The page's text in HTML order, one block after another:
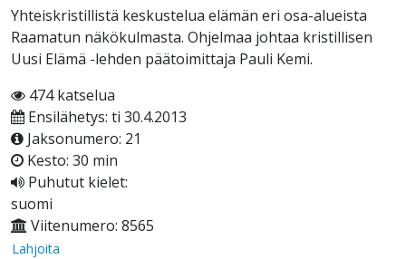
Yhteiskristillistä keskustelua elämän eri osa-alueista
Raamatun näkökulmasta. Ohjelmaa johtaa kristillisen
Uusi Elämä -lehden päätoimittaja Pauli Kemi.
474 katselua
Ensilähetys: ti 30.4.2013
Jaksonumero: 21
Kesto: 30 min
Puhutut kielet:
suomi
Viitenumero: 8565
Lahjoita